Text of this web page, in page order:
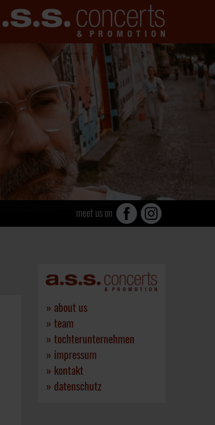
meet us on
» about us
»team
»tochterunternehmen
» impressum
» kontakt
» datenschutz